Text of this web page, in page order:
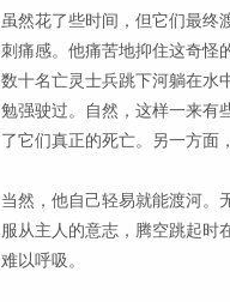
虽然花了些时间，但它们最终
刺痛感。他痛苦地抑住这奇怪
数十名亡灵士兵跳下河躺在水
勉强驶过。自然，这样一来有
了它们真正的死亡。另一方面
当然，他自己轻易就能渡河。
服从主人的意志，腾空跳起时
难以呼吸。